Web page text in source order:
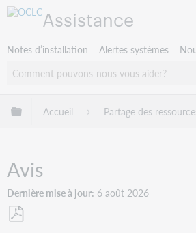
Assistance
Notes d’installation Alertes systèmes
Développer/réduire la hiérarchie
Accueil Partage des
Avis
Dernière mise à jour 6 août 2026